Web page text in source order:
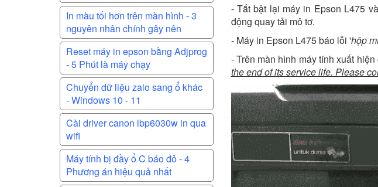
In màu tối hơn trên màn hình - 3
nguyên nhân chính gây nên
Reset máy in epson bằng Adjprog
- 5 Phút là máy chạy
Chuyển dữ liệu zalo sang ổ khác
- Windows 10 - 11
Cài driver canon lbp6030w in qua
wifi
Máy tính bị đầy ổ C báo đỏ - 4
Phương án hiệu quả nhất
- Tắt bật lại máy in Epson L475
động quay tải mô tơ.
- Máy in Epson L475 báo lỗi 'hộp
- Trên màn hình máy tính xuất
the end of its service life. Please